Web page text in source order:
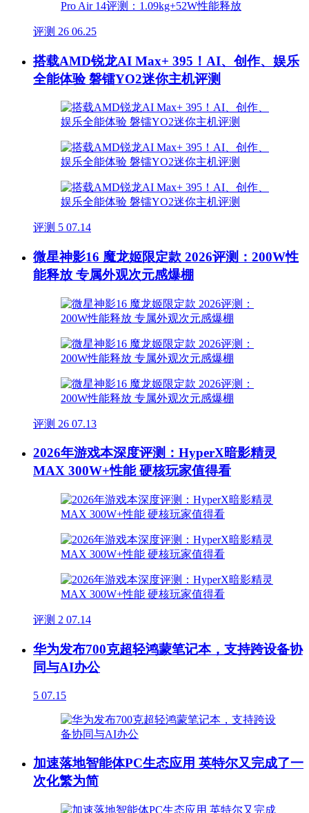
评测 26 06.25
搭载AMD锐龙AI Max+ 395！AI、创作、娱乐
全能体验 磐镭YO2迷你主机评测
评测 5 07.14
微星神影16 魔龙姬限定款 2026评测：200W性
能释放 专属外观次元感爆棚
评测 26 07.13
2026年游戏本深度评测：HyperX暗影精灵
MAX 300W+性能 硬核玩家值得看
评测 2 07.14
华为发布700克超轻鸿蒙笔记本，支持跨设备协
同与AI办公
5 07.15
加速落地智能体PC生态应用 英特尔又完成了一
次化繁为简